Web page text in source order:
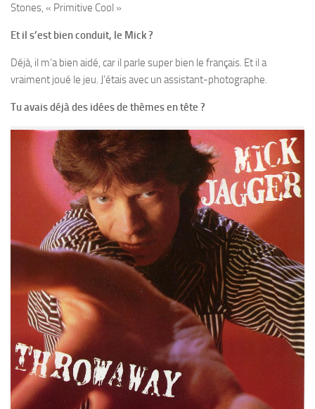
Stones, « Primitive Cool »
Et il s’est bien conduit, le Mick ?
Déjà, il m’a bien aidé, car il parle super bien le français. Et il a
vraiment joué le jeu. J’étais avec un assistant-photographe.
Tu avais déjà des idées de thèmes en tête ?